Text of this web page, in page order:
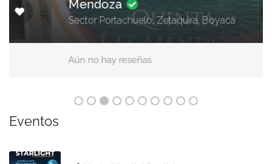
Mendoza
Sector Portachuelo, Zetaquira, Boyacá
Aún no hay reseñas
Eventos